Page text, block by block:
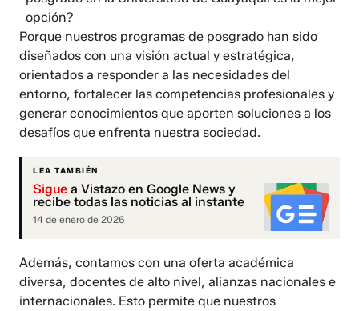
opción?
Porque nuestros programas de posgrado han sido
diseñados con una visión actual y estratégica,
orientados a responder a las necesidades del
entorno, fortalecer las competencias profesionales y
generar conocimientos que aporten soluciones a los
desafíos que enfrenta nuestra sociedad.
LEA TAMBIÉN
Sigue a Vistazo en Google News y
recibe todas las noticias al instante
14 de enero de 2026
Además, contamos con una oferta académica
diversa, docentes de alto nivel, alianzas nacionales e
internacionales. Esto permite que nuestros